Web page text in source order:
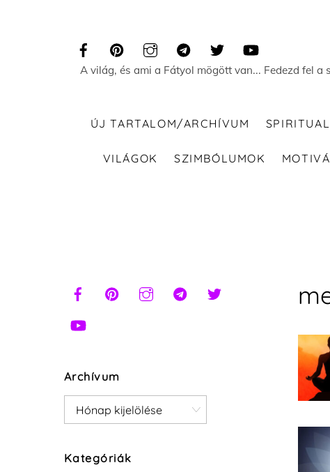
A világ, és ami a Fátyol mögött van... Fedezd fel
ÚJ TARTALOM/ARCHÍVUM
VILÁGOK SZIMBÓLUMOK
Archívum
Archívum
Kategóriák